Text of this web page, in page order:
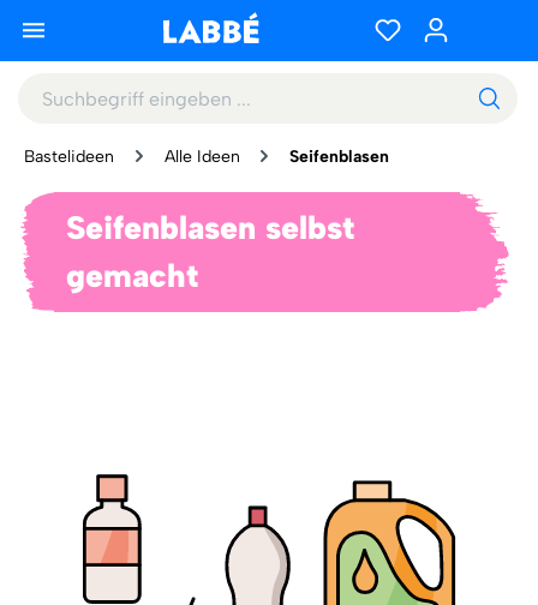
Bastelideen Alle Ideen Seifenblasen
Seifenblasen selbst
gemacht